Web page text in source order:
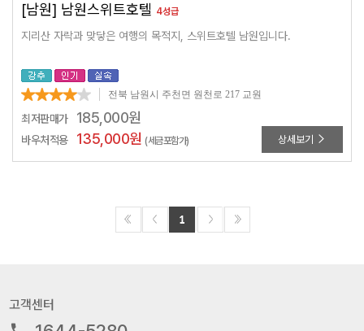
[남원] 남원스위트호텔 4성급
지리산 자락과 맞닿은 여행의 목적지, 스위트호텔 남원입니다.
전북 남원시 주천면 원천로 217 교원
최저판매가 185,000원
바우처적용 135,000원 (세금포함가) 상세보기
1
고객센터